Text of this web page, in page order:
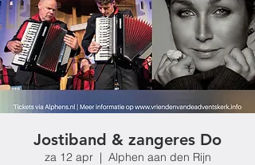
Jostiband & zangeres Do
za 12 apr
  |
Alphen aan den Rijn